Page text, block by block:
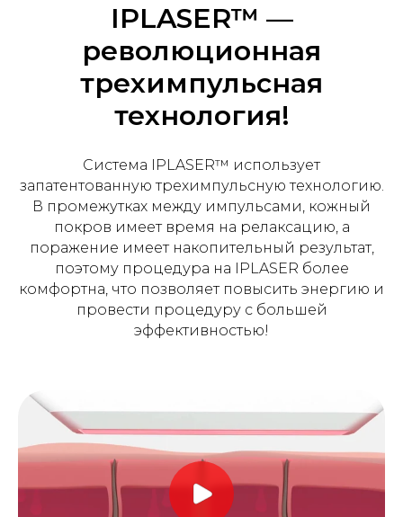
IPLASER™ —
революционная
трехимпульсная
технология!
Система IPLASER™ использует
запатентованную трехимпульсную технологию.
В промежутках между импульсами, кожный
покров имеет время на релаксацию, а
поражение имеет накопительный результат,
поэтому процедура на IPLASER более
комфортна, что позволяет повысить энергию и
провести процедуру с большей
эффективностью!